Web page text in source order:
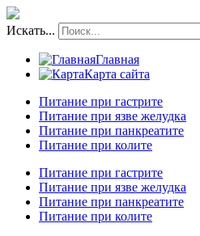
Искать...
Главная
Карта сайта
Питание при гастрите
Питание при язве желудка
Питание при панкреатите
Питание при колите
Питание при гастрите
Питание при язве желудка
Питание при панкреатите
Питание при колите